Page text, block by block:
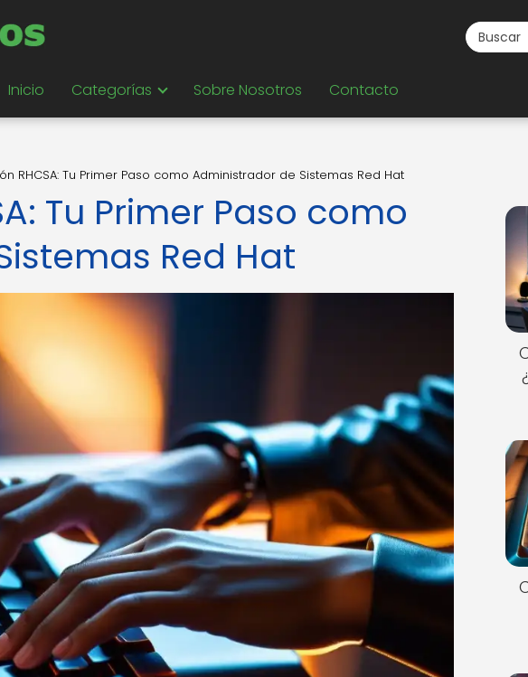
Inicio Categorías Sobre Nosotros Contacto
RHCSA: Tu Primer Paso como Administrador de Sistemas Red Hat
Tu Primer Paso como
Red Hat